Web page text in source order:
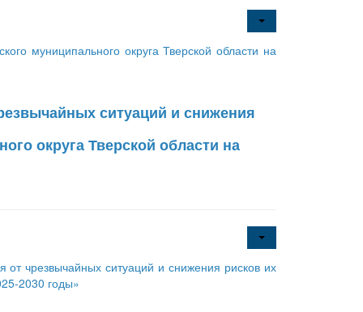
муниципального округа Тверской области на
ситуаций и снижения
округа Тверской области на
чрезвычайных ситуаций и снижения рисков их
2030 годы»